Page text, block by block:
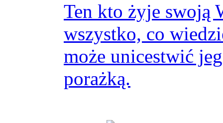
Ten kto żyje swoją
wszystko, co
może unicestwić
porażką.